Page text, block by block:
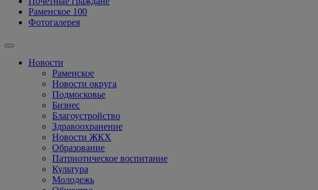
Раменское 100
Фотогалерея
Новости
Раменское
Новости округа
Подмосковье
Бизнес
Благоустройство
Здравоохранение
Новости ЖКХ
Образование
Патриотическое воспитание
Культура
Молодежь